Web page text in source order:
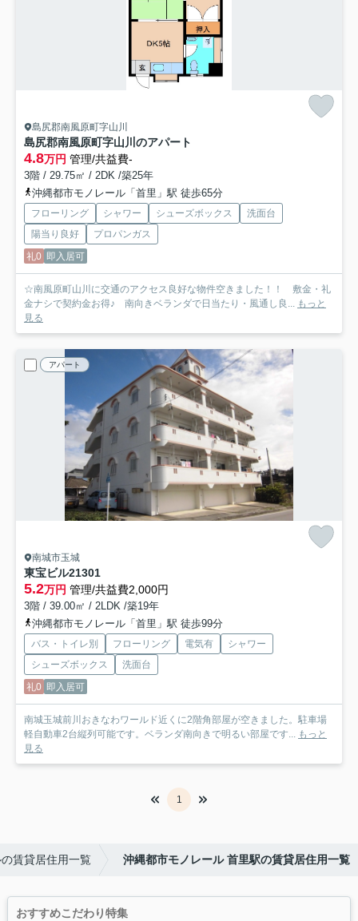
島尻郡南風原町字山川
島尻郡南風原町字山川のアパート
4.8万円 管理/共益費-
3階 / 29.75㎡ / 2DK /築25年
沖縄都市モノレール「首里」駅 徒歩65分
フローリング シャワー シューズボックス
洗面台
陽当り良好
プロパンガス
礼0 即入居可
☆南風原町山川に交通のアクセス良好な物件空きました！！ 敷金・礼
金ナシで契約金お得♪ 南向きベランダで日当たり・風通し良... もっと
見る
アパート
南城市玉城
東宝ビル21301
5.2万円 管理/共益費2,000円
3階 / 39.00㎡ / 2LDK /築19年
沖縄都市モノレール「首里」駅 徒歩99分
バス・トイレ別 フローリング 電気有
シャワー
シューズボックス
洗面台
礼0 即入居可
南城玉城前川おきなわワールド近くに2階角部屋が空きました。駐車場
軽自動車2台縦列可能です。ベランダ南向きで明るい部屋です... もっと
見る
1
賃貸居住用一覧 沖縄都市モノレール 首里駅の賃貸居住用一覧
おすすめこだわり特集